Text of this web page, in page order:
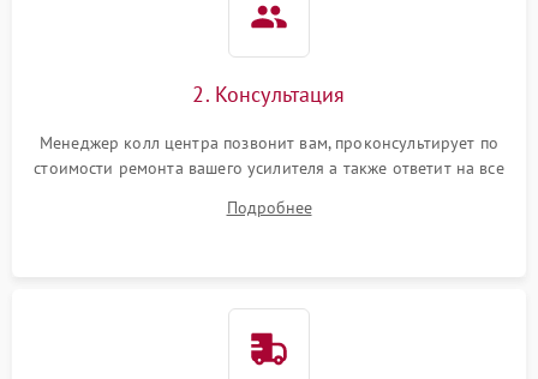
2. Консультация
Менеджер колл центра позвонит вам, проконсультирует по
стоимости ремонта вашего усилителя а также ответит на все
Подробнее